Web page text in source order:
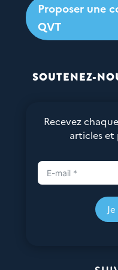
Proposer une
QVT
SOUTENEZ-
Recevez
articles et